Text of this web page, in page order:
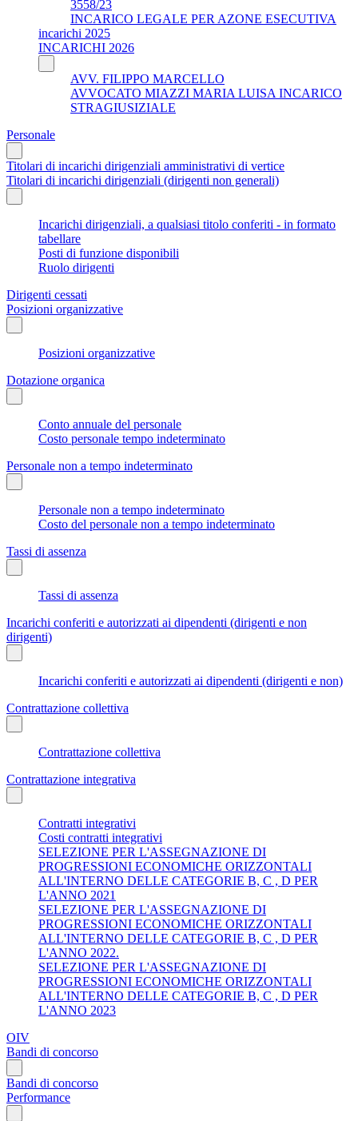
3558/23
INCARICO LEGALE PER AZONE ESECUTIVA
incarichi 2025
INCARICHI 2026
AVV. FILIPPO MARCELLO
AVVOCATO MIAZZI MARIA LUISA INCARICO
STRAGIUSIZIALE
Personale
Titolari di incarichi dirigenziali amministrativi di vertice
Titolari di incarichi dirigenziali (dirigenti non generali)
Incarichi dirigenziali, a qualsiasi titolo conferiti - in formato
tabellare
Posti di funzione disponibili
Ruolo dirigenti
Dirigenti cessati
Posizioni organizzative
Posizioni organizzative
Dotazione organica
Conto annuale del personale
Costo personale tempo indeterminato
Personale non a tempo indeterminato
Personale non a tempo indeterminato
Costo del personale non a tempo indeterminato
Tassi di assenza
Tassi di assenza
Incarichi conferiti e autorizzati ai dipendenti (dirigenti e non
dirigenti)
Incarichi conferiti e autorizzati ai dipendenti (dirigenti e non)
Contrattazione collettiva
Contrattazione collettiva
Contrattazione integrativa
Contratti integrativi
Costi contratti integrativi
SELEZIONE PER L'ASSEGNAZIONE DI
PROGRESSIONI ECONOMICHE ORIZZONTALI
ALL'INTERNO DELLE CATEGORIE B, C , D PER
L'ANNO 2021
SELEZIONE PER L'ASSEGNAZIONE DI
PROGRESSIONI ECONOMICHE ORIZZONTALI
ALL'INTERNO DELLE CATEGORIE B, C , D PER
L'ANNO 2022.
SELEZIONE PER L'ASSEGNAZIONE DI
PROGRESSIONI ECONOMICHE ORIZZONTALI
ALL'INTERNO DELLE CATEGORIE B, C , D PER
L'ANNO 2023
OIV
Bandi di concorso
Bandi di concorso
Performance